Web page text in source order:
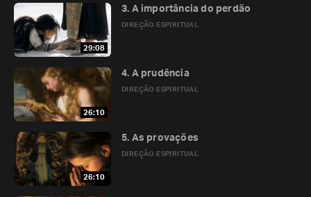
29:08
DIREÇÃO ESPIRITUAL
3. A importância do perdão
26:10
DIREÇÃO ESPIRITUAL
4. A prudência
26:10
DIREÇÃO ESPIRITUAL
5. As provações